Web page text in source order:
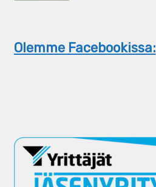
Olemme Facebookissa: